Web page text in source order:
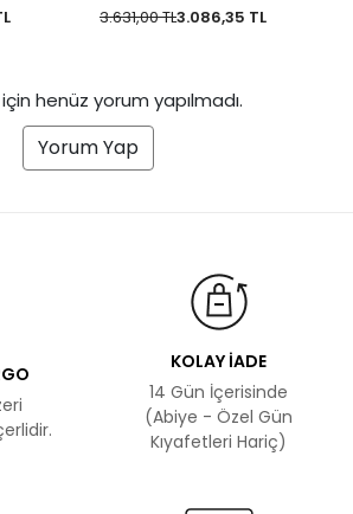
3.631,00 TL3.086,35 TL
henüz yorum yapılmadı.
Yorum Yap
KOLAY İADE
14 Gün İçerisinde
(Abiye - Özel Gün
Kıyafetleri Hariç)